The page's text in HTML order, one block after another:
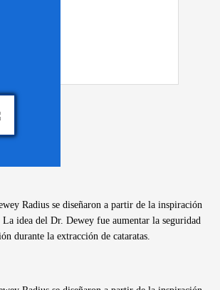
Radius se diseñaron a partir de la inspiración
La idea del Dr. Dewey fue aumentar la seguridad
durante la extracción de cataratas.